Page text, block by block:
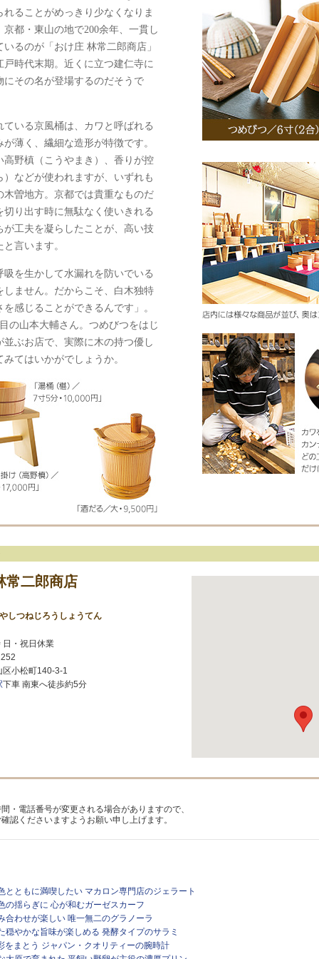
ることがめっきり少なくなりま
都・東山の地で200余年、一貫し
るのが「おけ庄 林常二郎商店」
戸時代末期。近くに立つ建仁寺に
にその名が登場するのだそうで
ている京風桶は、カワと呼ばれる
薄く、繊細な造形が特徴です。
高野槙（こうやまき）、香りが控
）などが使われますが、いずれも
木曽地方。京都では貴重なものだ
切り出す時に無駄なく使いきれる
が工夫を凝らしたことが、高い技
言います。
吸を生かして水漏れを防いでいる
しません。だからこそ、白木独特
感じることができるんです」。
の山本大輔さん。つめびつをはじ
並ぶお店で、実際に木の持つ優し
てはいかがでしょうか。
常二郎商店
しつねじろうしょうてん
日・祝日休業
区小松町140-3-1
下車 南東へ徒歩約5分
・電話番号が変更される場合がありますので、
認くださいますようお願い申し上げます。
とともに満喫したい マカロン専門店のジェラート
の揺らぎに 心が和むガーゼスカーフ
合わせが楽しい 唯一無二のグラノーラ
穏やかな旨味が楽しめる 発酵タイプのサラミ
をまとう ジャパン・クオリティーの腕時計